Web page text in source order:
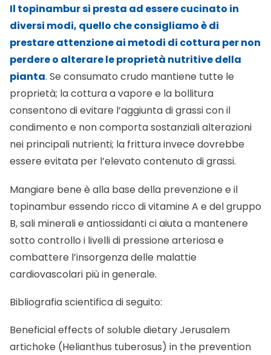
Il topinambur si presta ad essere cucinato in
diversi modi, quello che consigliamo è di
prestare attenzione ai metodi di cottura per non
perdere o alterare le proprietà nutritive della
pianta. Se consumato crudo mantiene tutte le
proprietà; la cottura a vapore e la bollitura
consentono di evitare l’aggiunta di grassi con il
condimento e non comporta sostanziali alterazioni
nei principali nutrienti; la frittura invece dovrebbe
essere evitata per l’elevato contenuto di grassi.
Mangiare bene è alla base della prevenzione e il
topinambur essendo ricco di vitamine A e del gruppo
B, sali minerali e antiossidanti ci aiuta a mantenere
sotto controllo i livelli di pressione arteriosa e
combattere l’insorgenza delle malattie
cardiovascolari più in generale.
Bibliografia scientifica di seguito:
Beneficial effects of soluble dietary Jerusalem
artichoke (Helianthus tuberosus) in the prevention